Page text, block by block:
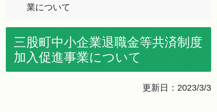
業について
三股町中小企業退職金等共済制度
加入促進事業について
更新日：2023/3/3